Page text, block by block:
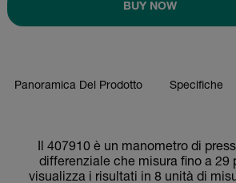
BUY NOW
Panoramica Del Prodotto Specifiche
Il 407910 è un manometro di
differenziale che misura fino a 29
visualizza i risultati in 8 unità di